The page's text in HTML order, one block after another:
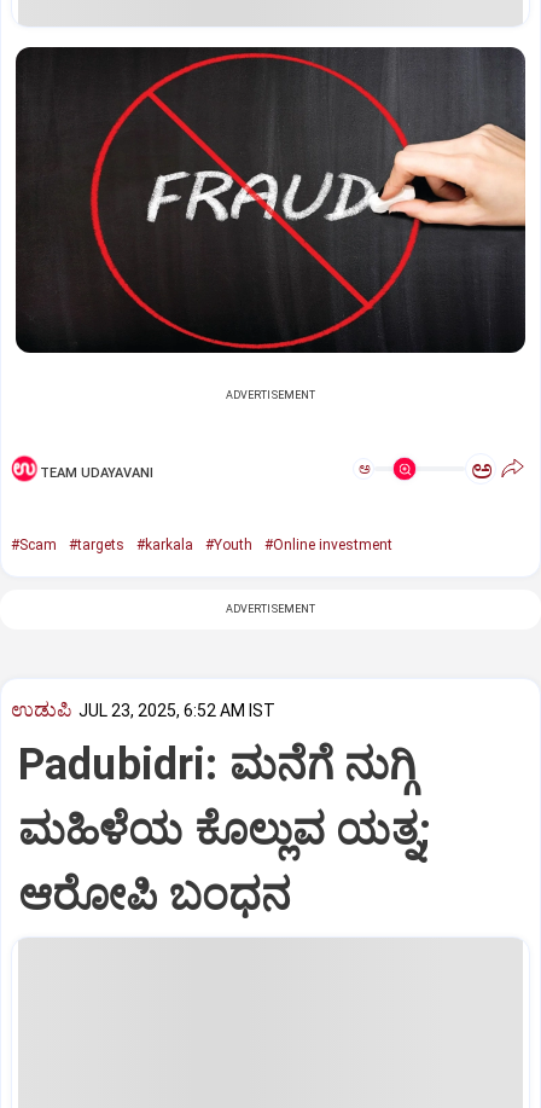
ADVERTISEMENT
TEAM UDAYAVANI ಅ ಅ
#Scam #targets #karkala #Youth #Online investment
ADVERTISEMENT
ಉಡುಪಿ JUL 23, 2025, 6:52 AM IST
Padubidri: ಮನೆಗೆ ನುಗ್ಗಿ
ಮಹಿಳೆಯ ಕೊಲ್ಲುವ ಯತ್ನ;
ಆರೋಪಿ ಬಂಧನ